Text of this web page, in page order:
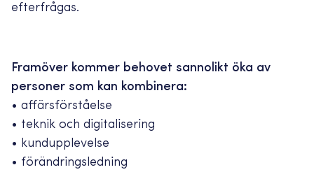
efterfrågas.
Framöver kommer behovet sannolikt öka av
personer som kan kombinera:
• affärsförståelse
• teknik och digitalisering
• kundupplevelse
• förändringsledning